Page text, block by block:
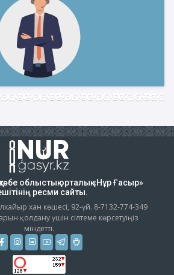
облыстық орталық «Нұр Ғасыр»
ресми сайты.
хан көшесі, 92-үй. 8-7132-774-349
қолдану үшін сілтеме көрсетуіңіз
міндетті.